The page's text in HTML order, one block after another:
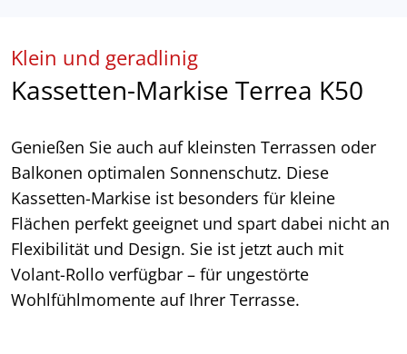
Klein und geradlinig
Kassetten-Markise Terrea K50
Genießen Sie auch auf kleinsten Terrassen oder
Balkonen optimalen Sonnenschutz. Diese
Kassetten-Markise ist besonders für kleine
Flächen perfekt geeignet und spart dabei nicht an
Flexibilität und Design. Sie ist jetzt auch mit
Volant-Rollo verfügbar – für ungestörte
Wohlfühlmomente auf Ihrer Terrasse.